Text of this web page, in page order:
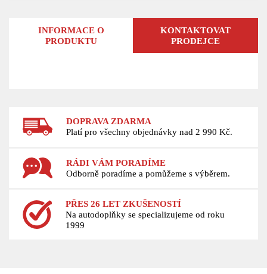
INFORMACE O
PRODUKTU
KONTAKTOVAT
PRODEJCE
DOPRAVA ZDARMA
Platí pro všechny objednávky nad 2 990 Kč.
RÁDI VÁM PORADÍME
Odborně poradíme a pomůžeme s výběrem.
PŘES 26 LET ZKUŠENOSTÍ
Na autodoplňky se specializujeme od roku
1999